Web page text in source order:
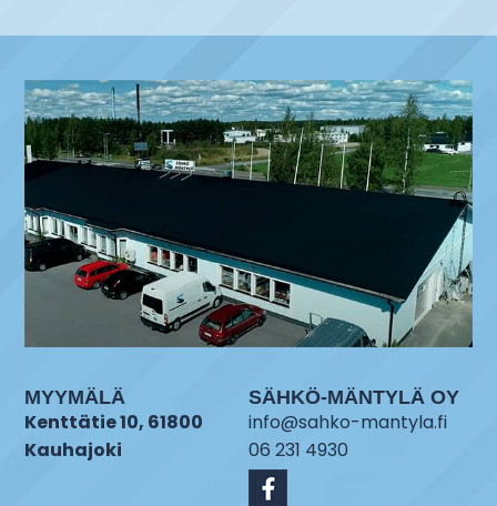
MYYMÄLÄ
Kenttätie 10, 61800
Kauhajoki
SÄHKÖ-MÄNTYLÄ OY
info@sahko-mantyla.fi
06 231 4930